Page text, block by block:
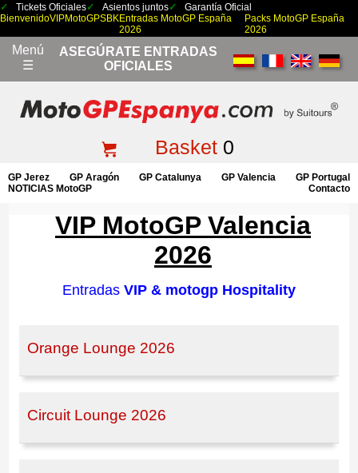
Tickets Oficiales Asientos juntos
Garantía Oficial
BienvenidoVIPMotoGPSBKEntradas MotoGP España
2026
Packs MotoGP España
2026
Menú
☰
ASEGÚRATE ENTRADAS
OFICIALES
Basket0
GP Jerez GP Aragón GP Catalunya GP Valencia
GP Portugal
NOTICIAS MotoGP
Contacto
VIP MotoGP Valencia
2026
EntradasVIP & motogp Hospitality
Orange Lounge 2026
Circuit Lounge 2026